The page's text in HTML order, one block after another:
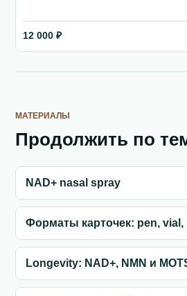
12 000 ₽
МАТЕРИАЛЫ
Продолжить по
NAD+ nasal spray
Форматы карточек: pen, vial,
Longevity: NAD+, NMN и